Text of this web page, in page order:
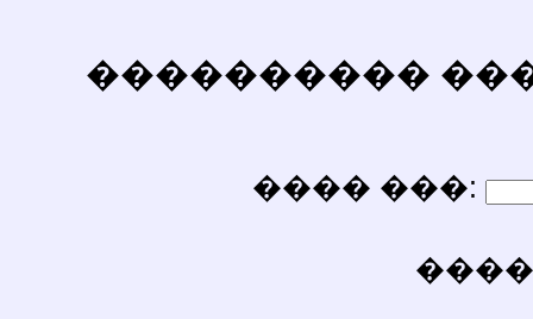
����������
���� ���: